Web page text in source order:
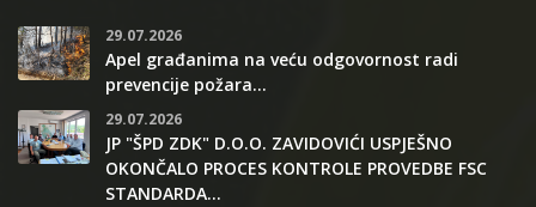
29.07.2026
Apel građanima na veću odgovornost radi
prevencije požara...
29.07.2026
JP "ŠPD ZDK" D.O.O. ZAVIDOVIĆI USPJEŠNO
OKONČALO PROCES KONTROLE PROVEDBE FSC
STANDARDA...